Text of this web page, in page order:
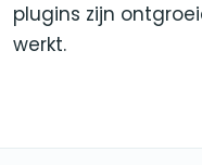
plugins zijn
werkt.